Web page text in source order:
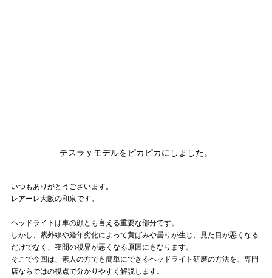
テスラｙモデルをピカピカにしました。
いつもありがとうございます。
レアーレ大阪の和泉です。
ヘッドライトは車の顔とも言える重要な部分です。
しかし、紫外線や経年劣化によって黄ばみや曇りが生じ、見た目が悪くなる
だけでなく、夜間の視界が悪くなる原因にもなります。
そこで今回は、素人の方でも簡単にできるヘッドライト研磨の方法を、専門
店ならではの視点で分かりやすく解説します。